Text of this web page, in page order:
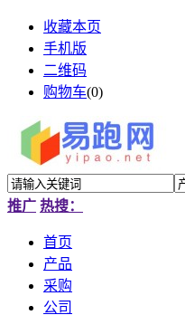
收藏本页
手机版
二维码
购物车(0)
推广 热搜：
首页
产品
采购
公司